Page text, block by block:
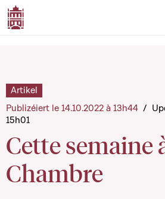
Cette semaine
Chambre
Artikel
Publizéiert le 14.10.2022 à 13h44 /
15h01